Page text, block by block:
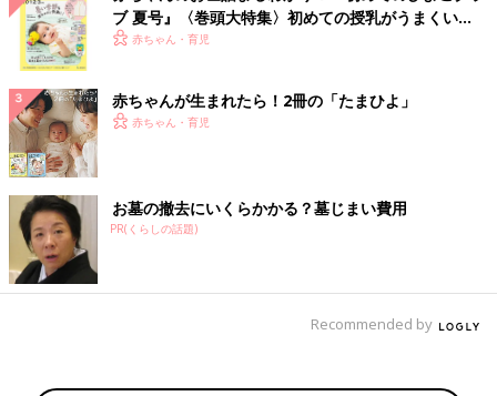
ブ 夏号』〈巻頭大特集〉初めての授乳がうまくい
く！ おっぱい・ミルクの基本と夏のトラブル 解決テ
赤ちゃん・育児
赤ちゃんが生まれたら！2冊の「たまひよ」
赤ちゃん・育児
お墓の撤去にいくらかかる？墓じまい費用
PR(くらしの話題)
Recommended by